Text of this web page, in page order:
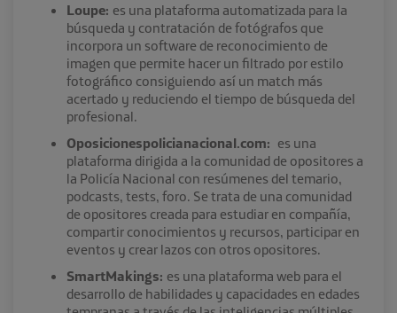
Loupe: es una plataforma automatizada para la
búsqueda y contratación de fotógrafos que
incorpora un software de reconocimiento de
imagen que permite hacer un filtrado por estilo
fotográfico consiguiendo así un match más
acertado y reduciendo el tiempo de búsqueda del
profesional.
Oposicionespolicianacional.com: es una
plataforma dirigida a la comunidad de opositores a
la Policía Nacional con resúmenes del temario,
podcasts, tests, foro. Se trata de una comunidad
de opositores creada para estudiar en compañía,
compartir conocimientos y recursos, participar en
eventos y crear lazos con otros opositores.
SmartMakings: es una plataforma web para el
desarrollo de habilidades y capacidades en edades